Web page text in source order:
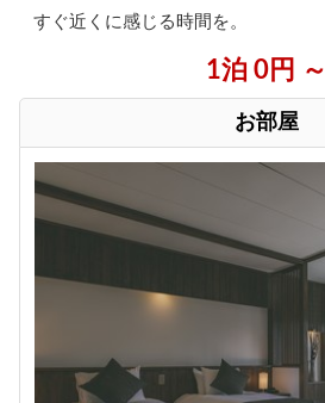
すぐ近くに感じる時間を。
1泊 0円 ～
お部屋